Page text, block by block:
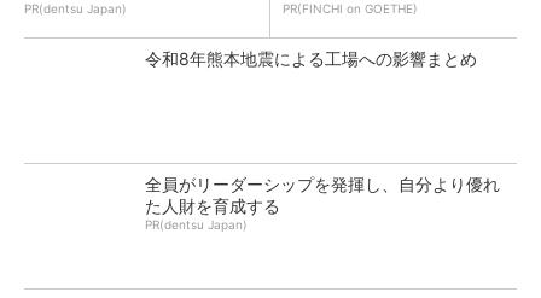
PR(dentsu Japan) PR(FINCHI on GOETHE)
令和8年熊本地震による工場への影響まとめ
全員がリーダーシップを発揮し、自分より優れ
た人財を育成する
PR(dentsu Japan)